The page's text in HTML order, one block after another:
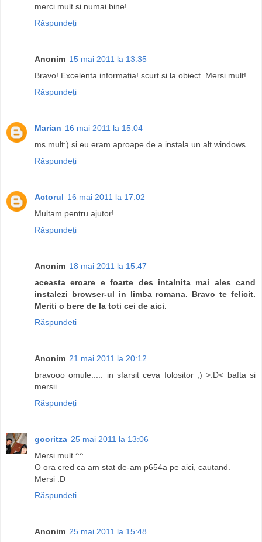
merci mult si numai bine!
Răspundeți
Anonim 15 mai 2011 la 13:35
Bravo! Excelenta informatia! scurt si la obiect. Mersi mult!
Răspundeți
Marian 16 mai 2011 la 15:04
ms mult:) si eu eram aproape de a instala un alt windows
Răspundeți
Actorul 16 mai 2011 la 17:02
Multam pentru ajutor!
Răspundeți
Anonim 18 mai 2011 la 15:47
aceasta eroare e foarte des intalnita mai ales cand
instalezi browser-ul in limba romana. Bravo te felicit.
Meriti o bere de la toti cei de aici.
Răspundeți
Anonim 21 mai 2011 la 20:12
bravooo omule..... in sfarsit ceva folositor ;) >:D< bafta si
mersii
Răspundeți
gooritza 25 mai 2011 la 13:06
Mersi mult ^^
O ora cred ca am stat de-am p654a pe aici, cautand.
Mersi :D
Răspundeți
Anonim 25 mai 2011 la 15:48